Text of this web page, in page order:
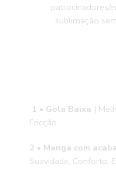
patrocinadores/
sublimação
1 • Gola Baixa |
Fricção
2 • Manga com
Suavidade, Conforto,